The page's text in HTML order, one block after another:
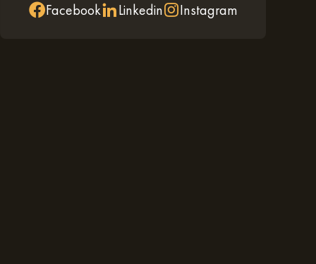
uns darauf, Sie bald in unseren Appart’Hôtels
Facebook Linkedin Instagram